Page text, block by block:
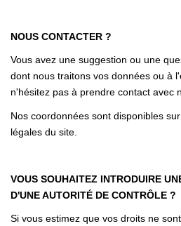
NOUS CONTACTER ?
Vous avez une suggestion ou une
dont nous traitons vos données ou à
n'hésitez pas à prendre contact avec
Nos coordonnées sont disponibles
légales du site.
VOUS SOUHAITEZ INTRODUIRE
D'UNE AUTORITÉ DE CONTRÔLE ?
Si vous estimez que vos droits ne